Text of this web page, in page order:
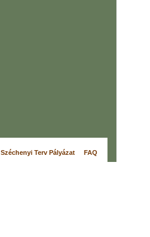
Széchenyi Terv Pályázat FAQ